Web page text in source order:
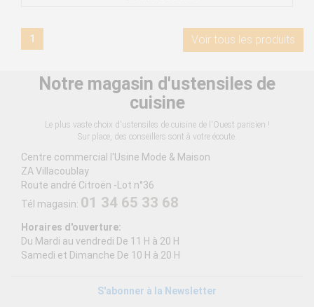
1 Voir tous les produits
Notre magasin d'ustensiles de
cuisine
Le plus vaste choix d'ustensiles de cuisine de l'Ouest parisien !
Sur place, des conseillers sont à votre écoute.
Centre commercial l'Usine Mode & Maison
ZA Villacoublay
Route andré Citroën -Lot n°36
Tél magasin: 01 34 65 33 68
Horaires d'ouverture:
Du Mardi au vendredi De 11 H à 20 H
Samedi et Dimanche De 10 H à 20 H
S'abonner à la Newsletter